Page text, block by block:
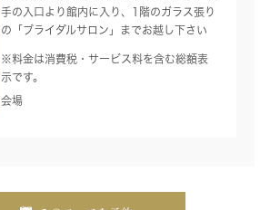
手の入口より館内に入り、1階のガラス張り
の「ブライダルサロン」までお越し下さい
※料金は消費税・サービス料を含む総額表
示です。
会場